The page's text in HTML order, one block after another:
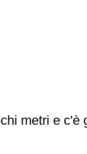
metri e c'è